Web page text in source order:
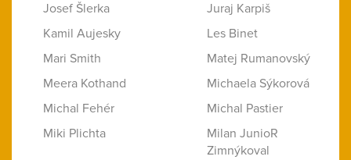
Josef Šlerka
Juraj Karpiš
Kamil Aujesky
Les Binet
Mari Smith
Matej Rumanovský
Meera Kothand
Michaela Sýkorová
Michal Fehér
Michal Pastier
Miki Plichta
Milan JunioR
Zimnýkoval